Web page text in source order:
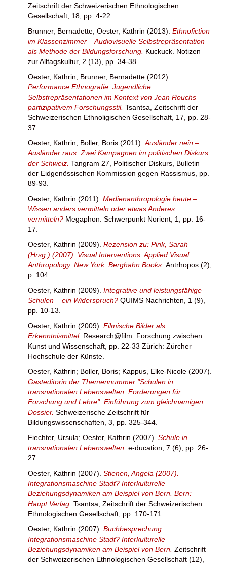
Zeitschrift der Schweizerischen Ethnologischen
Gesellschaft, 18, pp. 4-22.
Brunner, Bernadette; Oester, Kathrin (2013). Ethnofiction
im Klassenzimmer – Audiovisuelle Selbstrepräsentation
als Methode der Bildungsforschung. Kuckuck. Notizen
zur Alltagskultur, 2 (13), pp. 34-38.
Oester, Kathrin; Brunner, Bernadette (2012).
Performance Ethnografie: Jugendliche
Selbstrepräsentationen im Kontext von Jean Rouchs
partizipativem Forschungsstil. Tsantsa, Zeitschrift der
Schweizerischen Ethnoligischen Gesellschaft, 17, pp. 28-
37.
Oester, Kathrin; Boller, Boris (2011). Ausländer nein –
Ausländer raus: Zwei Kampagnen im politischen Diskurs
der Schweiz. Tangram 27, Politischer Diskurs, Bulletin
der Eidgenössischen Kommission gegen Rassismus, pp.
89-93.
Oester, Kathrin (2011). Medienanthropologie heute –
Wissen anders vermitteln oder etwas Anderes
vermitteln? Megaphon. Schwerpunkt Norient, 1, pp. 16-
17.
Oester, Kathrin (2009). Rezension zu: Pink, Sarah
(Hrsg.) (2007). Visual Interventions. Applied Visual
Anthropology. New York: Berghahn Books. Antrhopos (2),
p. 104.
Oester, Kathrin (2009). Integrative und leistungsfähige
Schulen – ein Widerspruch? QUIMS Nachrichten, 1 (9),
pp. 10-13.
Oester, Kathrin (2009). Filmische Bilder als
Erkenntnismittel. Research@film: Forschung zwischen
Kunst und Wissenschaft, pp. 22-33 Zürich: Zürcher
Hochschule der Künste.
Oester, Kathrin; Boller, Boris; Kappus, Elke-Nicole (2007).
Gasteditorin der Themennummer "Schulen in
transnationalen Lebenswelten. Forderungen für
Forschung und Lehre": Einführung zum gleichnamigen
Dossier. Schweizerische Zeitschrift für
Bildungswissenschaften, 3, pp. 325-344.
Fiechter, Ursula; Oester, Kathrin (2007). Schule in
transnationalen Lebenswelten. e-ducation, 7 (6), pp. 26-
27.
Oester, Kathrin (2007). Stienen, Angela (2007).
Integrationsmaschine Stadt? Interkulturelle
Beziehungsdynamiken am Beispiel von Bern. Bern:
Haupt Verlag. Tsantsa, Zeitschrift der Schweizerischen
Ethnologischen Gesellschaft, pp. 170-171.
Oester, Kathrin (2007). Buchbesprechung:
Integrationsmaschine Stadt? Interkulturelle
Beziehungsdynamiken am Beispiel von Bern. Zeitschrift
der Schweizerischen Ethnologischen Gesellschaft (12),